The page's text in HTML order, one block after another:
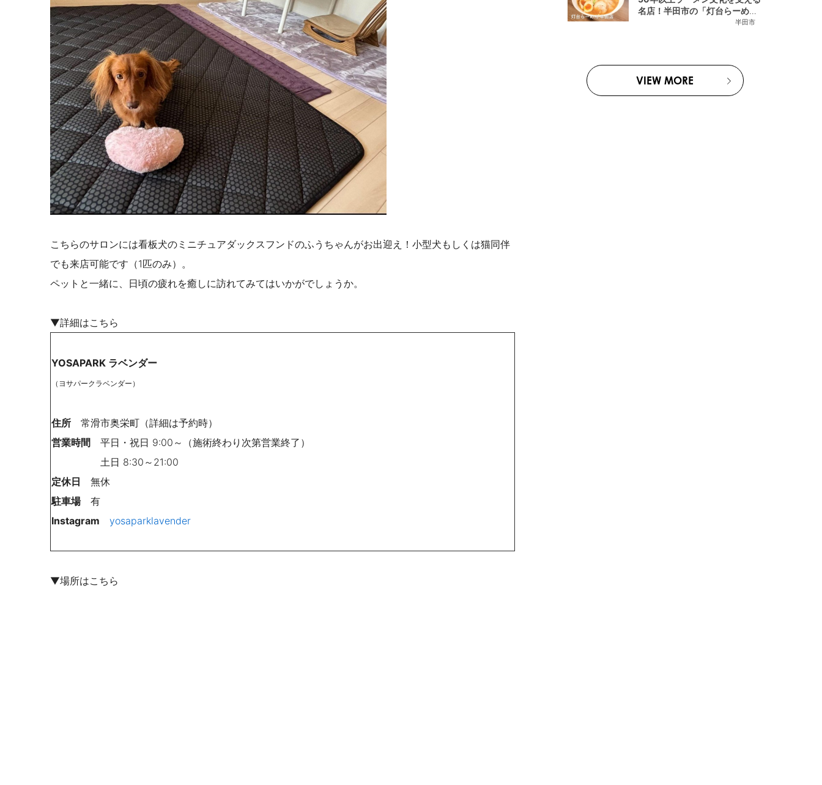
こちらのサロンには看板犬のミニチュアダックスフンドのふうちゃんがお出迎え！小型犬もしくは猫同伴
でも来店可能です（1匹のみ）。
ペットと一緒に、日頃の疲れを癒しに訪れてみてはいかがでしょうか。
▼詳細はこちら
YOSAPARK ラベンダー
（ヨサパークラベンダー）
住所 常滑市奥栄町（詳細は予約時）
営業時間 平日・祝日 9:00～（施術終わり次第営業終了）
土日 8:30～21:00
定休日 無休
駐車場有
Instagram
yosaparklavender
▼場所はこちら
半田市
名店！半田市の「灯台らーめん
半田店」へ【熱血ラーメン伝 8
VIEW MORE